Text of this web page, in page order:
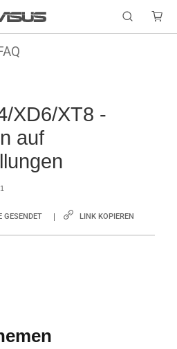
XD6/XT8 -
auf
GESENDET LINK KOPIEREN